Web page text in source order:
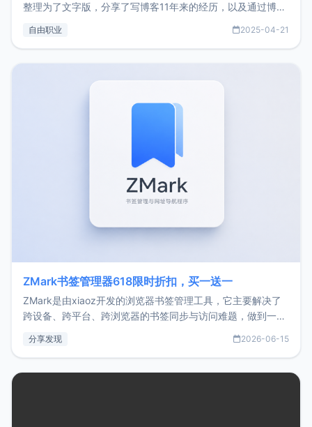
整理为了文字版，分享了写博客11年来的经历，以及通过博客
了我的首个产品ImgURL的真实数据和产品现状。自我介绍大
自由职业 2025-04-21
ZMark书签管理器618限时折扣，买一送一
ZMark是由xiaoz开发的浏览器书签管理工具，它主要解决了
跨设备、跨平台、跨浏览器的书签同步与访问难题，做到一处
用，让管理更高效。ZMark官网地址：
分享发现 2026-06-15